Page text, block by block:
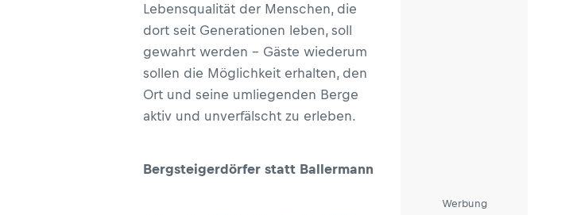
Werbung
Lebensqualität der Menschen, die
dort seit Generationen leben, soll
gewahrt werden – Gäste wiederum
sollen die Möglichkeit erhalten, den
Ort und seine umliegenden Berge
aktiv und unverfälscht zu erleben.
Bergsteigerdörfer statt Ballermann